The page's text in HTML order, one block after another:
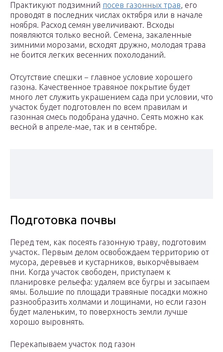
Практикуют подзимний посев газонных трав, его
проводят в последних числах октября или в начале
ноября. Расход семян увеличивают. Всходы
появляются только весной. Семена, закаленные
зимними морозами, всходят дружно, молодая трава
не боится легких весенних похолоданий.
Отсутствие спешки − главное условие хорошего
газона. Качественное травяное покрытие будет
много лет служить украшением сада при условии, что
участок будет подготовлен по всем правилам и
газонная смесь подобрана удачно. Сеять можно как
весной в апреле-мае, так и в сентябре.
Подготовка почвы
Перед тем, как посеять газонную траву, подготовим
участок. Первым делом освобождаем территорию от
мусора, деревьев и кустарников, выкорчёвываем
пни. Когда участок свободен, приступаем к
планировке рельефа: удаляем все бугры и засыпаем
ямы. Большие по площади травяные посадки можно
разнообразить холмами и лощинами, но если газон
будет маленьким, то поверхность земли лучше
хорошо выровнять.
Перекапываем участок под газон